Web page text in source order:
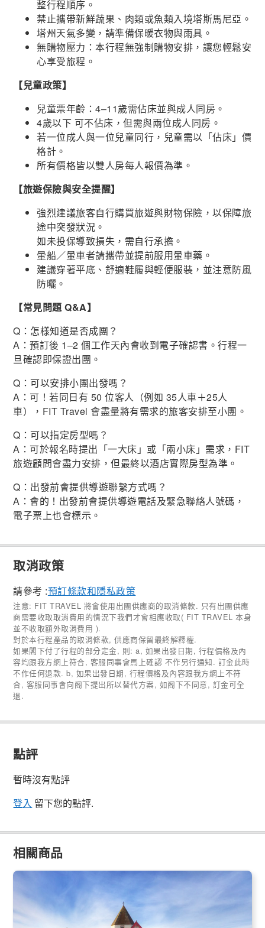
整行程順序。
禁止攜帶新鮮蔬果、肉類或魚類入境塔斯馬尼亞。
塔州天氣多變，請準備保暖衣物與雨具。
無購物壓力：本行程無強制購物安排，讓您輕鬆安
心享受旅程。
【兒童政策】
兒童票年齡：4–11歲需佔床並與成人同房。
4歲以下 可不佔床，但需與兩位成人同房。
若一位成人與一位兒童同行，兒童需以「佔床」價
格計。
所有價格皆以雙人房每人報價為準。
【旅遊保險與安全提醒】
強烈建議旅客自行購買旅遊與財物保險，以保障旅
途中突發狀況。
如未投保導致損失，需自行承擔。
暈船／暈車者請攜帶並提前服用暈車藥。
建議穿著平底、舒適鞋履與輕便服裝，並注意防風
防曬。
【常見問題 Q&A】
Q：怎樣知道是否成團？
A：預訂後 1–2 個工作天內會收到電子確認書。行程一
旦確認即保證出團。
Q：可以安排小團出發嗎？
A：可！若同日有 50 位客人（例如 35人車＋25人
車），FIT Travel 會盡量將有需求的旅客安排至小團。
Q：可以指定房型嗎？
A：可於報名時提出「一大床」或「兩小床」需求，FIT
旅遊顧問會盡力安排，但最終以酒店實際房型為準。
Q：出發前會提供導遊聯繫方式嗎？
A：會的！出發前會提供導遊電話及緊急聯絡人號碼，
電子票上也會標示。
取消政策
請參考 :預訂條款和隱私政策
注意: FIT TRAVEL 將會使用出團供應商的取消條款. 只有出團供應
商需要收取取消費用的情況下我們才會相應收取( FIT TRAVEL 本身
並不收取額外取消費用 ).
對於本行程產品的取消條款, 供應商保留最終解釋權.
如果閣下付了行程的部分定金, 則: a, 如果出發日期, 行程價格及內
容均跟我方網上符合, 客服同事會馬上確認 不作另行通知. 訂金此時
不作任何退款. b, 如果出發日期, 行程價格及內容跟我方網上不符
合, 客服同事會向阁下提出所以替代方案, 如阁下不同意, 訂金可全
退.
點評
暫時沒有點評
登入 留下您的點評.
相關商品
塔斯馬尼亞農場心動中文4日遊 | 體驗農場住宿+亞瑟港+酒杯
灣+布魯尼島+里奇蒙古鎮
2.3k 已預訂
AUD 679.00